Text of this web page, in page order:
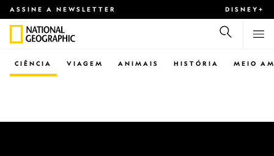
ASSINE A NEWSLETTER DISNEY+
CIÊNCIA VIAGEM ANIMAIS HISTÓRIA MEIO